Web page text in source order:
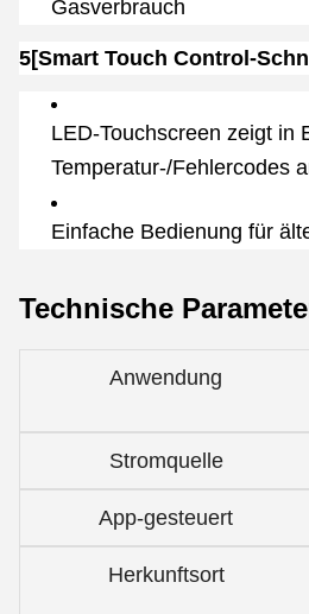
Gasverbrauch
5[Smart Touch Control-
LED-Touchscreen zeigt in
Temperatur-/Fehlercodes
Einfache Bedienung für
Technische
Anwendung
Stromquelle
App-gesteuert
Herkunftsort